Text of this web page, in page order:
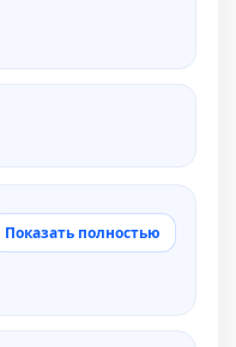
Показать полностью